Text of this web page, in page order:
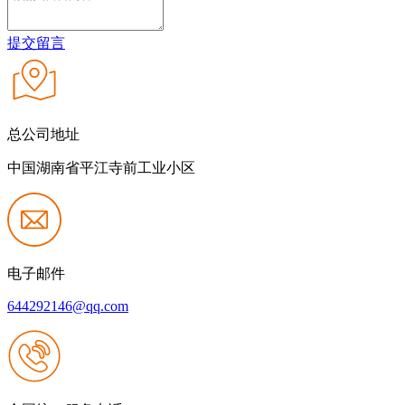
提交留言
总公司地址
中国湖南省平江寺前工业小区
电子邮件
644292146@qq.com